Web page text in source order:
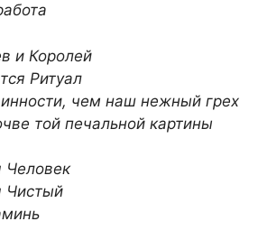
и Королей
Ритуал
чем наш нежный грех
той печальной картины
Человек
Чистый